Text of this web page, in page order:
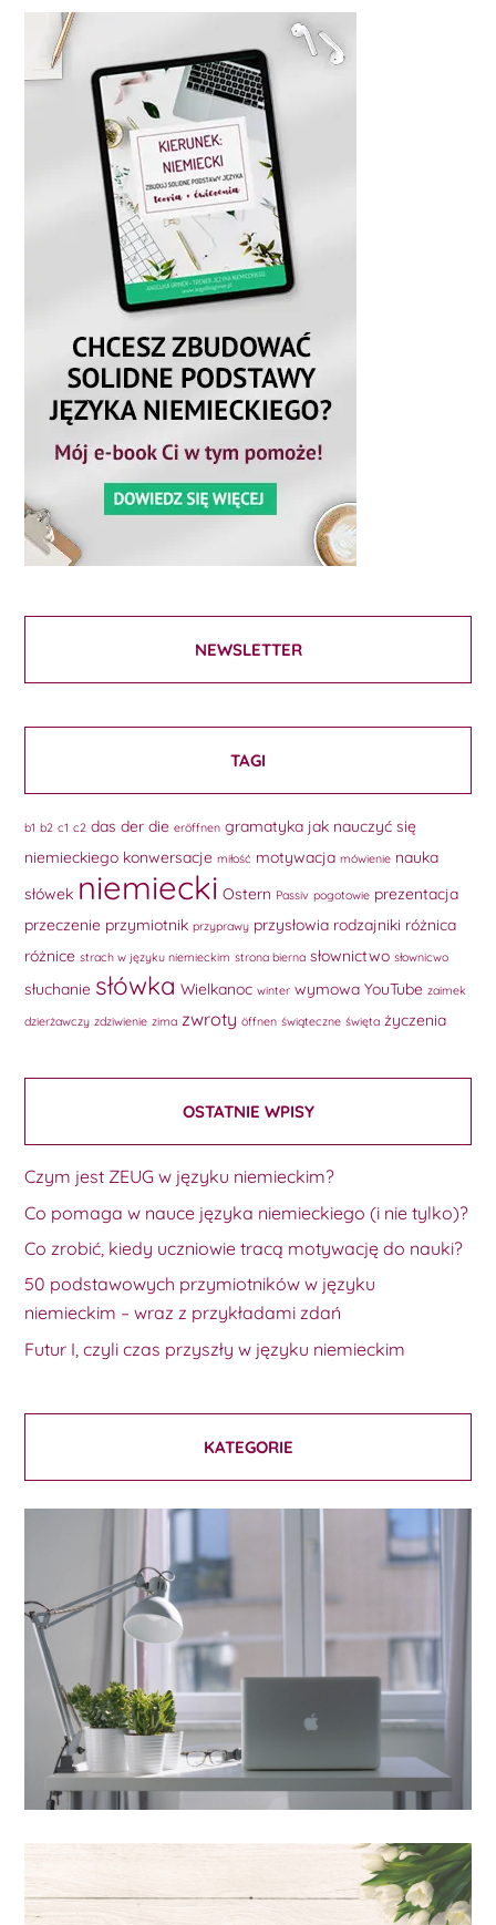
NEWSLETTER
TAGI
b1 b2 c1 c2 das der die eröffnen gramatyka jak nauczyć się
niemieckiego konwersacje miłość motywacja mówienie nauka
słówek niemiecki Ostern Passiv pogotowie prezentacja
przeczenie przymiotnik przyprawy przysłowia rodzajniki różnica
różnice strach w języku niemieckim strona bierna słownictwo słownicwo
słuchanie słówka Wielkanoc winter wymowa YouTube zaimek
dzierżawczy zdziwienie zima zwroty öffnen świąteczne święta życzenia
OSTATNIE WPISY
Czym jest ZEUG w języku niemieckim?
Co pomaga w nauce języka niemieckiego (i nie tylko)?
Co zrobić, kiedy uczniowie tracą motywację do nauki?
50 podstawowych przymiotników w języku
niemieckim – wraz z przykładami zdań
Futur I, czyli czas przyszły w języku niemieckim
KATEGORIE